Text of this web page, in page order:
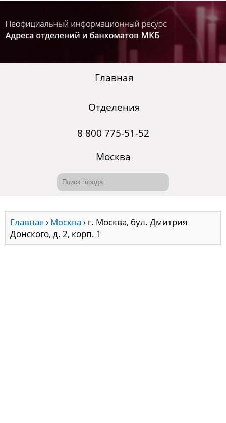
Главная
Отделения
8 800 775-51-52
Москва
Главная › Москва › г. Москва, бул. Дмитрия
Донского, д. 2, корп. 1